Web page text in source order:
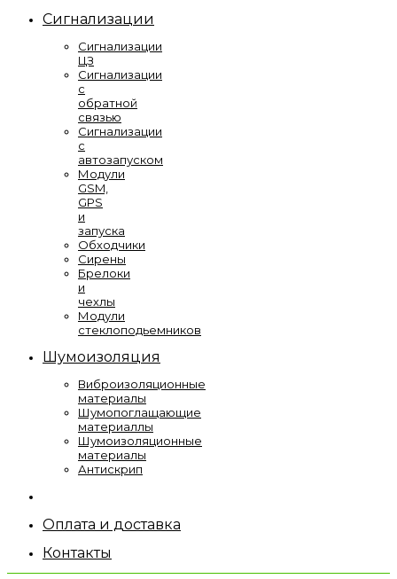
Сигнализации
Сигнализации
ЦЗ
Сигнализации
с
обратной
связью
Сигнализации
с
автозапуском
Модули
GSM,
GPS
и
запуска
Обходчики
Сирены
Брелоки
и
чехлы
Модули
стеклоподьемников
Шумоизоляция
Виброизоляционные
материалы
Шумопоглащающие
материаллы
Шумоизоляционные
материалы
Антискрип
Оплата и доставка
Контакты